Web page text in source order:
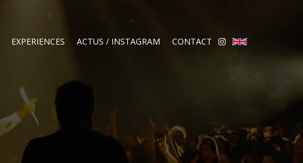
EXPERIENCES ACTUS / INSTAGRAM CONTACT